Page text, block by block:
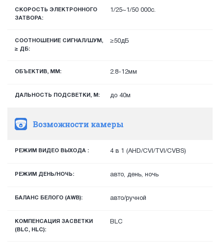
СКОРОСТЬ ЭЛЕКТРОННОГО
ЗАТВОРА:
1/25~1/50 000с.
СООТНОШЕНИЕ СИГНАЛ/ШУМ,
≥ ДБ:
≥50дБ
ОБЪЕКТИВ, ММ: 2.8-12мм
ДАЛЬНОСТЬ ПОДСВЕТКИ, М: до 40м
Возможности камеры
РЕЖИМ ВИДЕО ВЫХОДА : 4 в 1 (AHD/CVI/TVI/CVBS)
РЕЖИМ ДЕНЬ/НОЧЬ: авто, день, ночь
БАЛАНС БЕЛОГО (AWB): авто/ручной
КОМПЕНСАЦИЯ ЗАСВЕТКИ
(BLC, HLC):
BLC